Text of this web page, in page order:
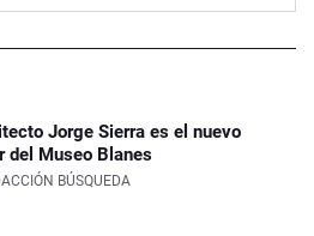
Jorge Sierra es el nuevo
del Museo Blanes
BÚSQUEDA